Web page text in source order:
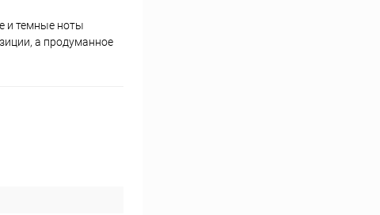
и темные ноты
а продуманное